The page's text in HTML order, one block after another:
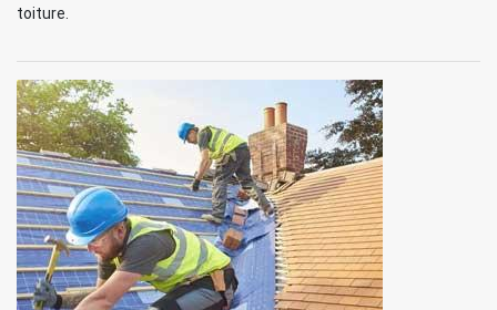
toiture.